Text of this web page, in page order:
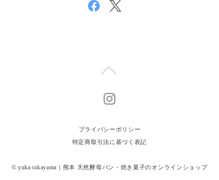
プライバシーポリシー
特定商取引法に基づく表記
© yuka takayama｜熊本 天然酵母パン・焼き菓子のオンラインショップ